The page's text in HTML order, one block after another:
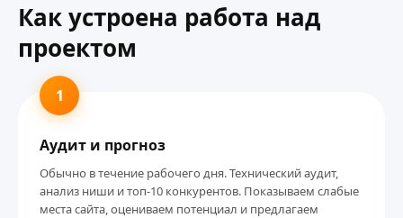
Как устроена работа над
проектом
1
Аудит и прогноз
Обычно в течение рабочего дня. Технический аудит,
анализ ниши и топ-10 конкурентов. Показываем слабые
места сайта, оцениваем потенциал и предлагаем